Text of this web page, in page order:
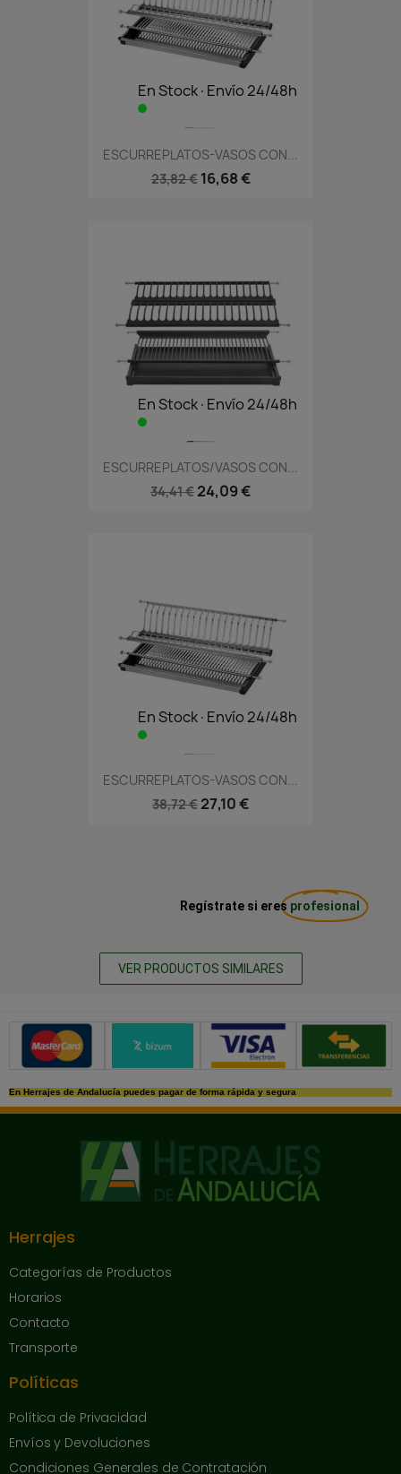
En Stock·Envío 24/48h
ESCURREPLATOS-VASOS CON...
23,82 € 16,68 €
En Stock·Envío 24/48h
ESCURREPLATOS/VASOS CON...
34,41 € 24,09 €
En Stock·Envío 24/48h
ESCURREPLATOS-VASOS CON...
38,72 € 27,10 €
Regístrate si eres profesional
VER PRODUCTOS SIMILARES
Métodos de pago seguros
En Herrajes de Andalucía puedes pagar de forma rápida y segura
Herrajes
Categorías de Productos
Horarios
Contacto
Transporte
Políticas
Política de Privacidad
Envíos y Devoluciones
Condiciones Generales de Contratación